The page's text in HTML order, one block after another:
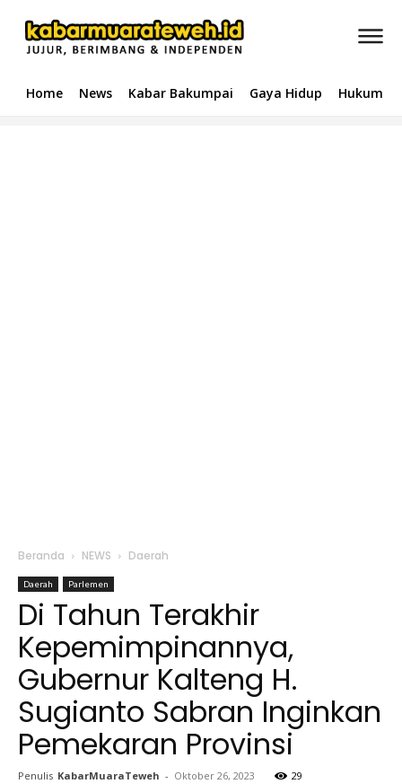
Home News Kabar Bakumpai Gaya Hidup Hukum &
Beranda NEWS Daerah
Daerah Parlemen
Di Tahun Terakhir
Kepemimpinannya,
Gubernur Kalteng H.
Sugianto Sabran Inginkan
Pemekaran Provinsi
Penulis KabarMuaraTeweh - Oktober 26, 2023 29